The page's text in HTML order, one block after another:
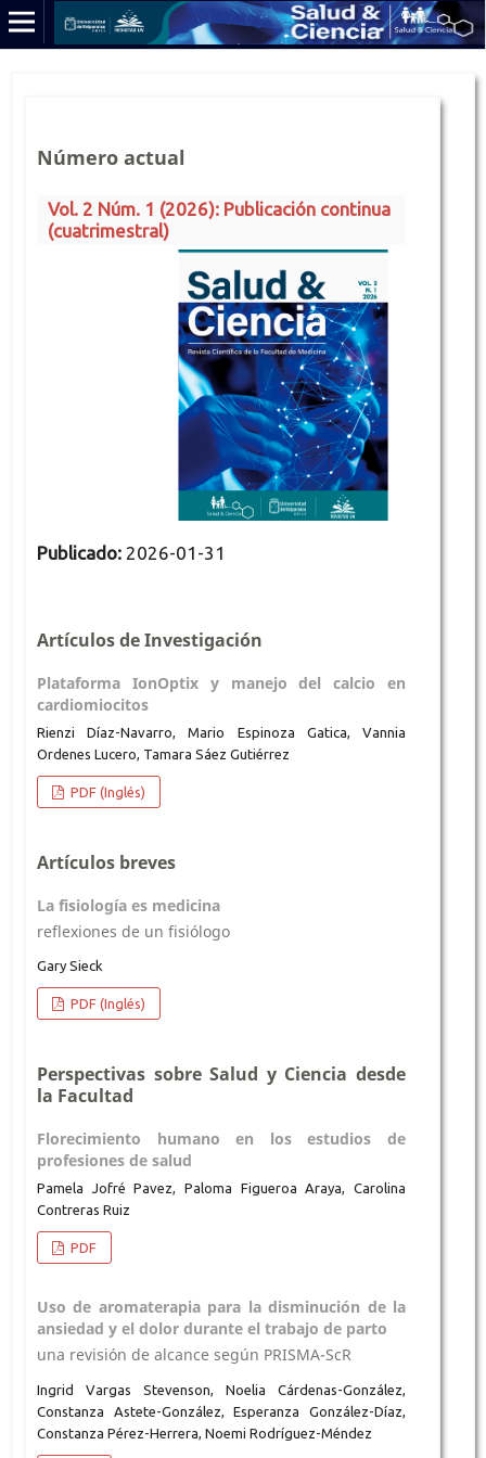
Número actual
Vol. 2 Núm. 1 (2026): Publicación continua
(cuatrimestral)
Publicado: 2026-01-31
Artículos de Investigación
Plataforma IonOptix y manejo del calcio en
cardiomiocitos
Rienzi Díaz-Navarro, Mario Espinoza Gatica, Vannia
Ordenes Lucero, Tamara Sáez Gutiérrez
PDF (Inglés)
Artículos breves
La fisiología es medicina
reflexiones de un fisiólogo
Gary Sieck
PDF (Inglés)
Perspectivas sobre Salud y Ciencia desde
la Facultad
Florecimiento humano en los estudios de
profesiones de salud
Pamela Jofré Pavez, Paloma Figueroa Araya, Carolina
Contreras Ruiz
PDF
Uso de aromaterapia para la disminución de la
ansiedad y el dolor durante el trabajo de parto
una revisión de alcance según PRISMA-ScR
Ingrid Vargas Stevenson, Noelia Cárdenas-González,
Constanza Astete-González, Esperanza González-Díaz,
Constanza Pérez-Herrera, Noemi Rodríguez-Méndez